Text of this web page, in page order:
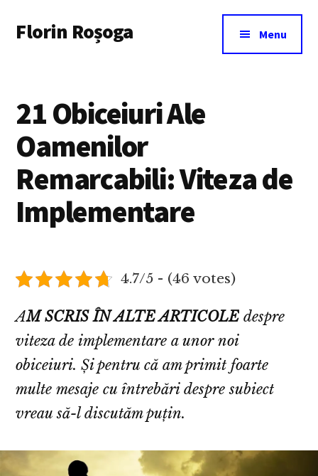
main
menu
Florin Roșoga Menu
21 Obiceiuri Ale
Oamenilor
Remarcabili: Viteza de
Implementare
4.7/5 - (46 votes)
AM SCRIS ÎN ALTE ARTICOLE despre
viteza de implementare a unor noi
obiceiuri. Și pentru că am primit foarte
multe mesaje cu întrebări despre subiect
vreau să-l discutăm puțin.